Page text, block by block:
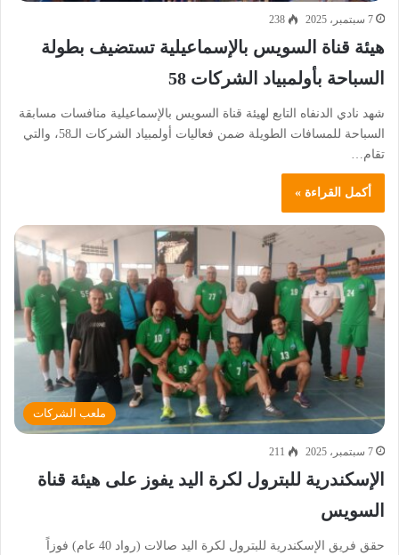
7 سبتمبر، 2025 238
هيئة قناة السويس بالإسماعيلية تستضيف بطولة
السباحة بأولمبياد الشركات 58
شهد نادي الدنفاه التابع لهيئة قناة السويس بالإسماعيلية منافسات مسابقة
السباحة للمسافات الطويلة ضمن فعاليات أولمبياد الشركات الـ58، والتي
تقام…
أكمل القراءة »
ملعب الشركات
7 سبتمبر، 2025 211
الإسكندرية للبترول لكرة اليد يفوز على هيئة قناة
السويس
حقق فريق الإسكندرية للبترول لكرة اليد صالات (رواد 40 عام) فوزاً